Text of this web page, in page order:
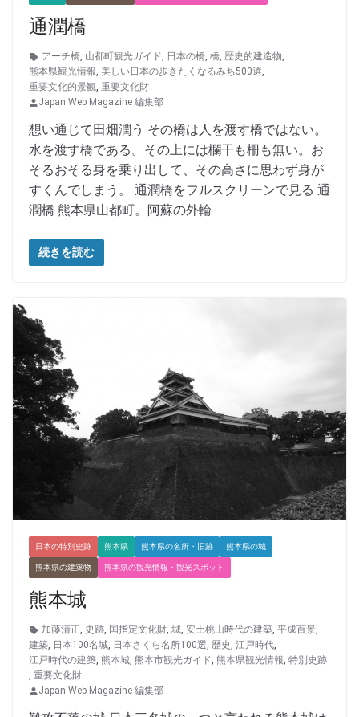
通潤橋
アーチ橋, 山都町観光ガイド, 日本の橋, 橋, 歴史的建造物,
熊本県観光情報, 美しい日本の歩きたくなるみち500選,
重要文化的景観, 重要文化財
Japan Web Magazine 編集部
想い通じて田畑潤う その橋は人を渡す橋ではない。
水を渡す橋である。その上には欄干も柵も無い。お
そるおそる身を乗り出して、その高さに思わず身が
すくんでしまう。 通潤橋をフルスクリーンで見る 通
潤橋 熊本県山都町。阿蘇の外輪
続きを読む
日本の特別史跡 熊本県 熊本県の名所・旧跡 熊本県の城
熊本県の建築物 熊本県の観光情報・観光スポット
熊本城
加藤清正, 史跡, 国指定文化財, 城, 安土桃山時代の建築, 平成百景,
建築, 日本100名城, 日本さくら名所100選, 歴史, 江戸時代,
江戸時代の建築, 熊本城, 熊本市観光ガイド, 熊本県観光情報, 特別史跡
, 重要文化財
Japan Web Magazine 編集部